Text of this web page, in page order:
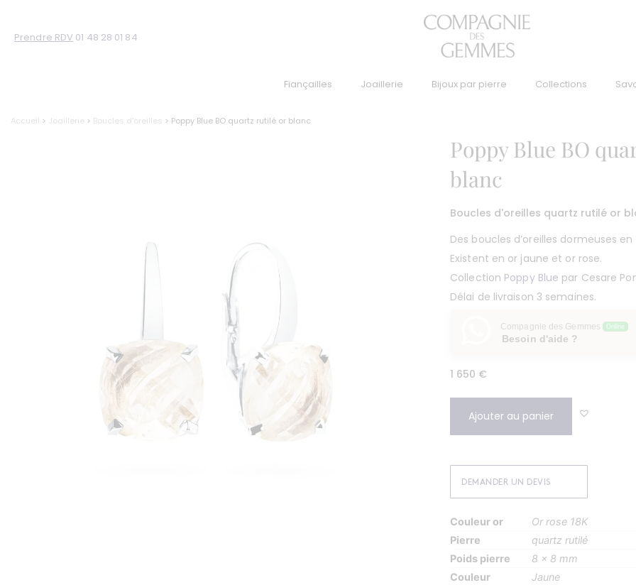
Prendre RDV 01 48 28 01 84
Fiançailles Joaillerie Bijoux par pierre Collections
Accueil > Joaillerie > Boucles d'oreilles > Poppy Blue BO quartz rutilé or blanc
Poppy Blue BO
blanc
Boucles d'oreilles quartz rutilé or
Des boucles d’oreilles dormeuses
Existent en or jaune et or rose.
Collection Poppy Blue par Cesare
Délai de livraison 3 semaines.
Compagnie des Gemmes Online
Besoin d'aide ?
1 650 €
Ajouter au panier
DEMANDER UN DEVIS
Couleur or
Or rose 18K
Pierre
quartz rutilé
Poids pierre
8 x 8 mm
Couleur
Jaune